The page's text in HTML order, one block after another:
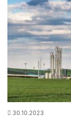
30.10.2023